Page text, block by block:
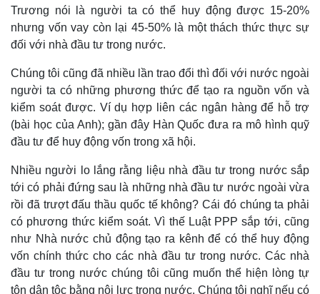
Tư vấn
Săn Tour
check-in
Câu chuyện thời sự
Đọc truyện đêm khuya
Cửa sổ tình yêu
Kể chuyện cho bé
Hạt giống tâm hồn
Trương nói là người ta có thể huy động được 15-20%
nhưng vốn vay còn lại 45-50% là một thách thức thực sự
đối với nhà đầu tư trong nước.
Chúng tôi cũng đã nhiều lần trao đổi thì đối với nước ngoài
người ta có những phương thức để tạo ra nguồn vốn và
kiểm soát được. Ví dụ hợp liên các ngân hàng để hỗ trợ
(bài học của Anh); gần đây Hàn Quốc đưa ra mô hình quỹ
đầu tư để huy động vốn trong xã hội.
Nhiều người lo lắng rằng liệu nhà đầu tư trong nước sắp
tới có phải đứng sau là những nhà đầu tư nước ngoài vừa
rồi đã trượt đấu thầu quốc tế không? Cái đó chúng ta phải
có phương thức kiểm soát. Vì thế Luật PPP sắp tới, cũng
như Nhà nước chủ động tạo ra kênh để có thể huy động
vốn chính thức cho các nhà đầu tư trong nước. Các nhà
đầu tư trong nước chúng tôi cũng muốn thể hiện lòng tự
tôn dân tộc bằng nội lực trong nước. Chúng tôi nghĩ nếu có